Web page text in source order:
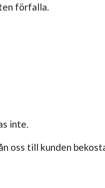
förfalla.
inte.
oss till kunden